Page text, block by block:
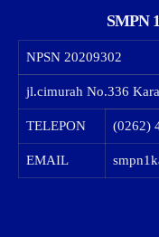
SMPN
NPSN 20209302
jl.cimurah No.336
TELEPON (0262)
EMAIL